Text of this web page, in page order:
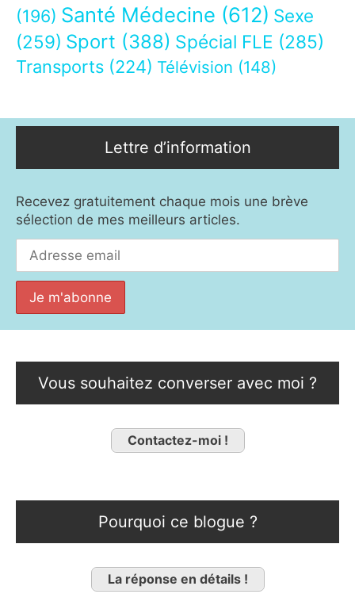
(196) Santé Médecine (612) Sexe
(259) Sport (388) Spécial FLE (285)
Transports (224) Télévision (148)
Lettre d’information
Recevez gratuitement chaque mois une brève
sélection de mes meilleurs articles.
Vous souhaitez converser avec moi ?
Contactez-moi !
Pourquoi ce blogue ?
La réponse en détails !